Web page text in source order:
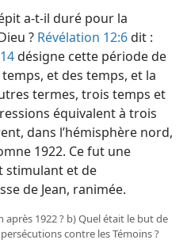
a-​t-​il duré pour la
? Révélation 12:6dit :
désigne cette période de
et des temps, et la
termes, trois temps et
équivalent à trois
dans l’hémisphère nord,
1922. Ce fut une
stimulant et de
de Jean, ranimée.
après 1922 ? b) Quel était le but de
contre les Témoins ?